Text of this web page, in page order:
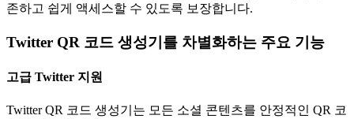
존하고 쉽게 액세스할 수 있도록 보장합니다.
Twitter QR 코드 생성기를 차별화하는 주요 기능
고급 Twitter 지원
Twitter QR 코드 생성기는 모든 소셜 콘텐츠를 안정적인 QR 코